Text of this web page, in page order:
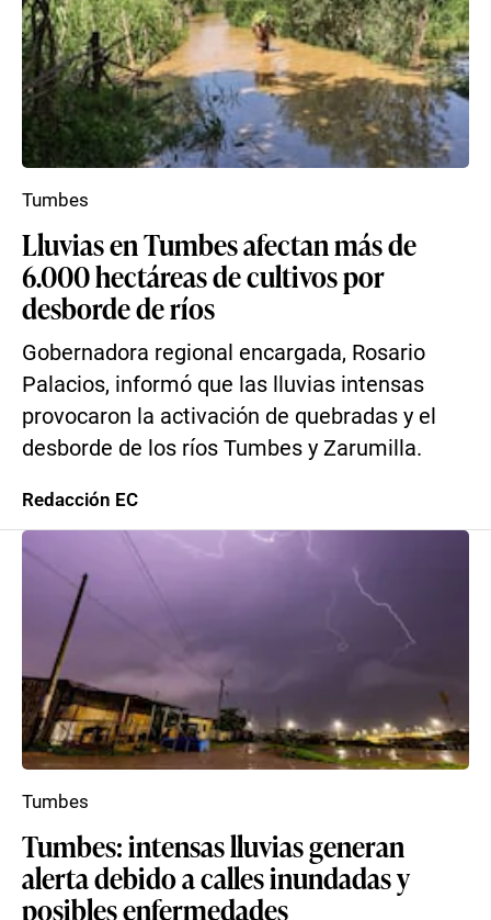
Lluvias en Tumbes afectan más de
6.000 hectáreas de cultivos por
desborde de ríos
Gobernadora regional encargada, Rosario
Palacios, informó que las lluvias intensas
provocaron la activación de quebradas y el
desborde de los ríos Tumbes y Zarumilla.
Tumbes
Redacción EC
Tumbes: intensas lluvias generan
alerta debido a calles inundadas y
posibles enfermedades
Tumbes